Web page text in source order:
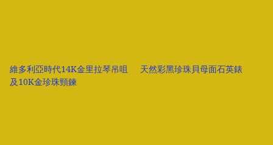
維多利亞時代14K金里拉琴吊咀
及10K金珍珠頸鍊
天然彩黑珍珠貝母面石英錶